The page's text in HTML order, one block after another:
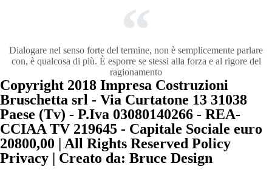
Dialogare nel senso forte del termine, non è semplicemente parlare
con, è qualcosa di più. È esporre se stessi alla forza e al rigore del
ragionamento
Copyright 2018 Impresa Costruzioni
Bruschetta srl - Via Curtatone 13 31038
Paese (Tv) - P.Iva 03080140266 - REA-
CCIAA TV 219645 - Capitale Sociale euro
20800,00 | All Rights Reserved Policy
Privacy | Creato da: Bruce Design